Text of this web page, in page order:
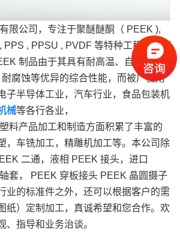
限公司，专注于聚醚醚酮（ PEEK ),
PPS , PPSU , PVDF 等特种工程塑料制
制品由于其具有耐高温、自润滑、
腐蚀等优异的综合性能，而被广使用
子半导体工业，汽车行业，食品包装机
械等各行各业，
料产品加工和制造方面积累了丰富的
，车铣加工，精雕机加工等。本公司除
二通，液相 PEEK 接头，进口
套， PEEK 穿板接头 PEEK 晶圆摄子
业的标准件之外，还可以根据客户的需
纸）定制加工，真诚希望和您合作。欢
、指导和业务治谈。